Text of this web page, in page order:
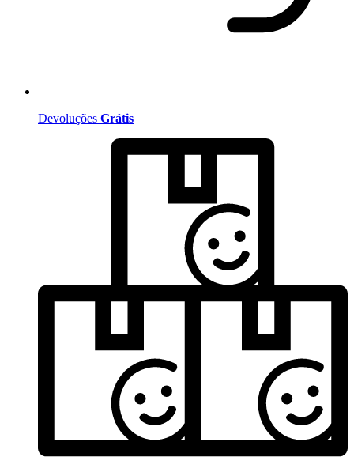
Devoluções Grátis